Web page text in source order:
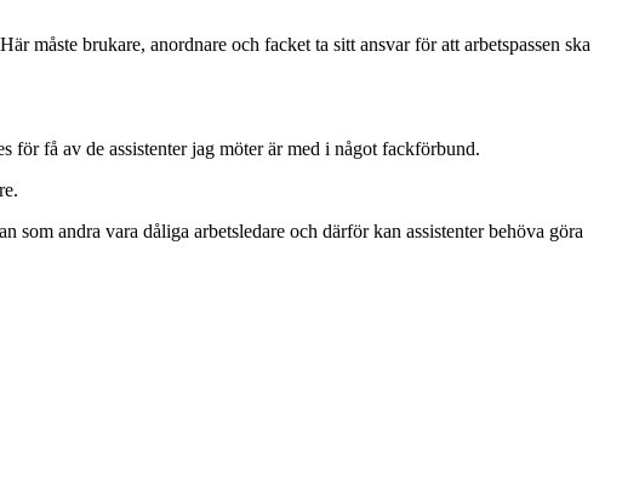
måste brukare, anordnare och facket ta sitt ansvar för att arbetspassen ska
få av de assistenter jag möter är med i något fackförbund.
andra vara dåliga arbetsledare och därför kan assistenter behöva göra